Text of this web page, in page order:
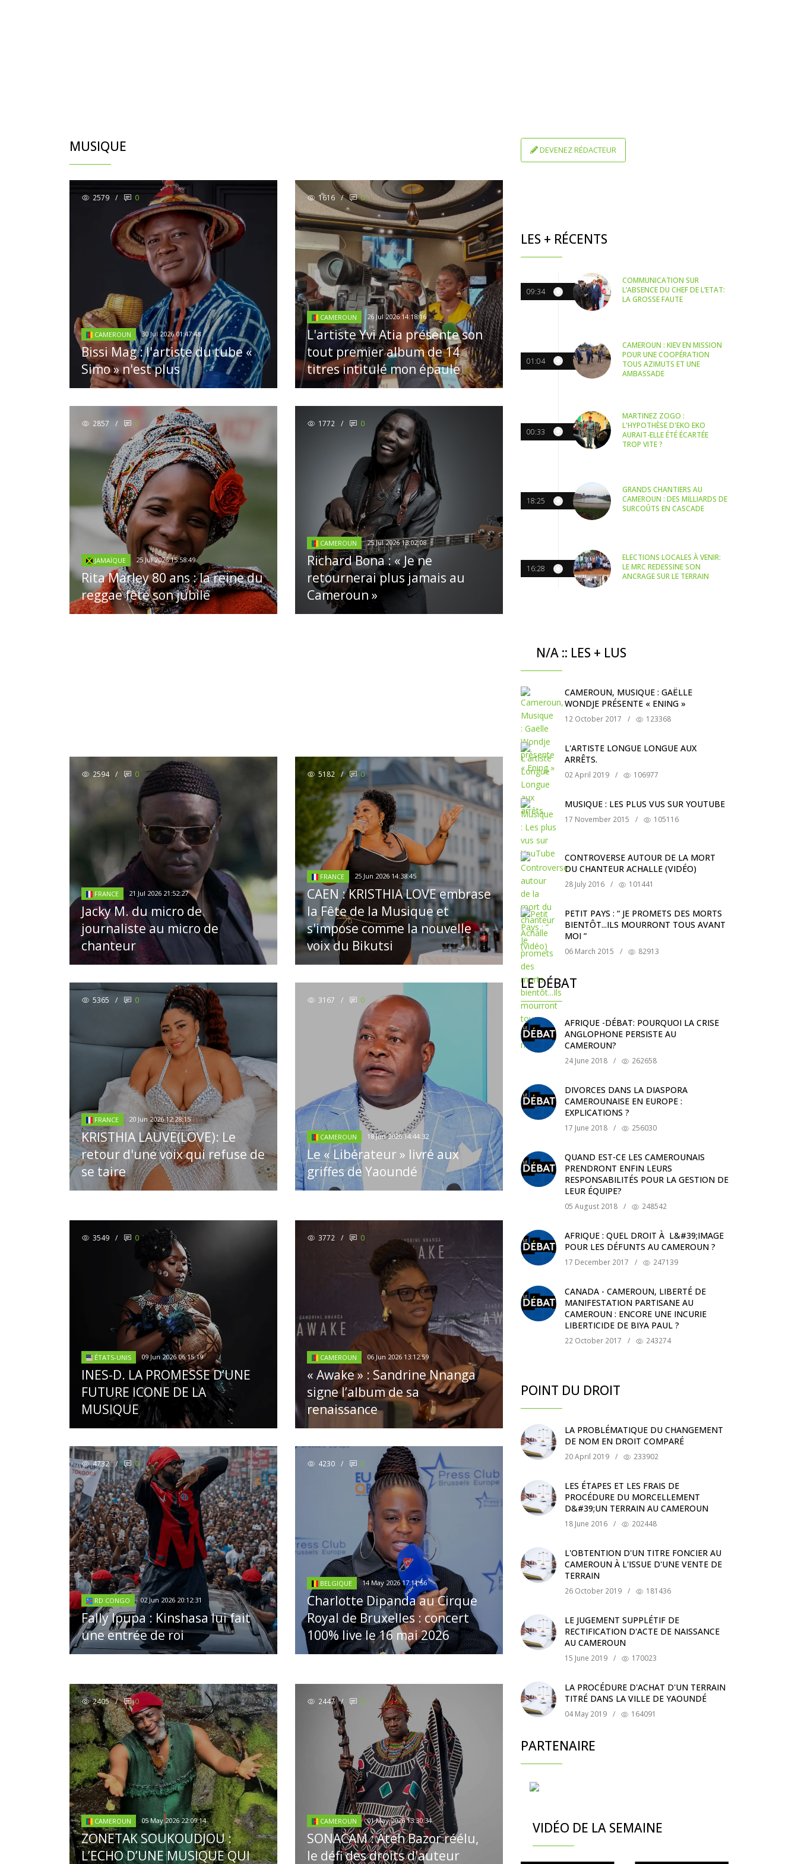
MUSIQUE
2579 / 0
CAMEROUN 30 Jul 2026 01:47:48
Bissi Mag : l'artiste du tube «
Simo » n'est plus
1616 / 0
CAMEROUN 26 Jul 2026 14:18:16
L'artiste Yvi Atia présente son
tout premier album de 14
titres intitulé mon épaule
2857 / 0
JAMAÏQUE 25 Jul 2026 15:58:49
Rita Marley 80 ans : la reine du
reggae fête son jubilé
1772 / 0
CAMEROUN 25 Jul 2026 13:02:08
Richard Bona : « Je ne
retournerai plus jamais au
Cameroun »
2594 / 0
FRANCE 21 Jul 2026 21:52:27
Jacky M. du micro de
journaliste au micro de
chanteur
5182 / 0
FRANCE 25 Jun 2026 14:38:45
CAEN : KRISTHIA LOVE embrase
la Fête de la Musique et
s'impose comme la nouvelle
voix du Bikutsi
5365 / 0
FRANCE 20 Jun 2026 12:28:15
KRISTHIA LAUVE(LOVE): Le
retour d'une voix qui refuse de
se taire
3167 / 0
CAMEROUN 18 Jun 2026 14:44:32
Le « Libérateur » livré aux
griffes de Yaoundé
3549 / 0
ÉTATS-UNIS 09 Jun 2026 06:15:19
INES-D. LA PROMESSE D’UNE
FUTURE ICONE DE LA
MUSIQUE
3772 / 0
CAMEROUN 06 Jun 2026 13:12:59
« Awake » : Sandrine Nnanga
signe l’album de sa
renaissance
4732 / 0
RD CONGO 02 Jun 2026 20:12:31
Fally Ipupa : Kinshasa lui fait
une entrée de roi
4230 / 0
BELGIQUE 14 May 2026 17:11:56
Charlotte Dipanda au Cirque
Royal de Bruxelles : concert
100% live le 16 mai 2026
2405 / 0
CAMEROUN 05 May 2026 22:09:14
ZONETAK SOUKOUDJOU :
L’ECHO D’UNE MUSIQUE QUI
2447 / 0
CAMEROUN 01 May 2026 13:30:34
SONACAM : Ateh Bazor réélu,
le défi des droits d'auteur
DEVENEZ RÉDACTEUR
LES + RÉCENTS
09:34
COMMUNICATION SUR
L’ABSENCE DU CHEF DE L’ETAT:
LA GROSSE FAUTE
01:04
CAMEROUN : KIEV EN MISSION
POUR UNE COOPÉRATION
TOUS AZIMUTS ET UNE
AMBASSADE
00:33
MARTINEZ ZOGO :
L'HYPOTHÈSE D'EKO EKO
AURAIT-ELLE ÉTÉ ÉCARTÉE
TROP VITE ?
18:25
GRANDS CHANTIERS AU
CAMEROUN : DES MILLIARDS DE
SURCOÛTS EN CASCADE
16:28
ELECTIONS LOCALES À VENIR:
LE MRC REDESSINE SON
ANCRAGE SUR LE TERRAIN
N/A :: LES + LUS
CAMEROUN, MUSIQUE : GAËLLE
WONDJE PRÉSENTE « ENING »
12 October 2017 / 123368
L'ARTISTE LONGUE LONGUE AUX
ARRÊTS.
02 April 2019 / 106977
MUSIQUE : LES PLUS VUS SUR YOUTUBE
17 November 2015 / 105116
CONTROVERSE AUTOUR DE LA MORT
DU CHANTEUR ACHALLE (VIDÉO)
28 July 2016 / 101441
PETIT PAYS : “ JE PROMETS DES MORTS
BIENTÔT...ILS MOURRONT TOUS AVANT
MOI ”
06 March 2015 / 82913
LE DÉBAT
AFRIQUE -DÉBAT: POURQUOI LA CRISE
ANGLOPHONE PERSISTE AU
CAMEROUN?
24 June 2018 / 262658
DIVORCES DANS LA DIASPORA
CAMEROUNAISE EN EUROPE :
EXPLICATIONS ?
17 June 2018 / 256030
QUAND EST-CE LES CAMEROUNAIS
PRENDRONT ENFIN LEURS
RESPONSABILITÉS POUR LA GESTION DE
LEUR ÉQUIPE?
05 August 2018 / 248542
AFRIQUE : QUEL DROIT À L&#39;IMAGE
POUR LES DÉFUNTS AU CAMEROUN ?
17 December 2017 / 247139
CANADA - CAMEROUN, LIBERTÉ DE
MANIFESTATION PARTISANE AU
CAMEROUN : ENCORE UNE INCURIE
LIBERTICIDE DE BIYA PAUL ?
22 October 2017 / 243274
POINT DU DROIT
LA PROBLÉMATIQUE DU CHANGEMENT
DE NOM EN DROIT COMPARÉ
20 April 2019 / 233902
LES ÉTAPES ET LES FRAIS DE
PROCÉDURE DU MORCELLEMENT
D&#39;UN TERRAIN AU CAMEROUN
18 June 2016 / 202448
L'OBTENTION D'UN TITRE FONCIER AU
CAMEROUN À L'ISSUE D'UNE VENTE DE
TERRAIN
26 October 2019 / 181436
LE JUGEMENT SUPPLÉTIF DE
RECTIFICATION D'ACTE DE NAISSANCE
AU CAMEROUN
15 June 2019 / 170023
LA PROCÉDURE D'ACHAT D'UN TERRAIN
TITRÉ DANS LA VILLE DE YAOUNDÉ
04 May 2019 / 164091
PARTENAIRE
VIDÉO DE LA SEMAINE